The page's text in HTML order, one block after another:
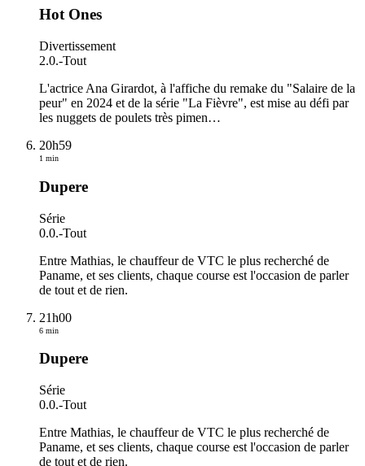
Hot Ones
Divertissement
2.0.-Tout
L'actrice Ana Girardot, à l'affiche du remake du "Salaire de la
peur" en 2024 et de la série "La Fièvre", est mise au défi par
les nuggets de poulets très pimen…
20h59
1 min
Dupere
Série
0.0.-Tout
Entre Mathias, le chauffeur de VTC le plus recherché de
Paname, et ses clients, chaque course est l'occasion de parler
de tout et de rien.
21h00
6 min
Dupere
Série
0.0.-Tout
Entre Mathias, le chauffeur de VTC le plus recherché de
Paname, et ses clients, chaque course est l'occasion de parler
de tout et de rien.